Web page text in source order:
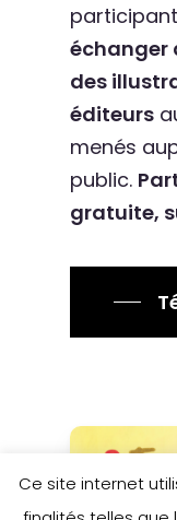
échanger
des
éditeurs
menés
public.
gratuite,
Ce site internet